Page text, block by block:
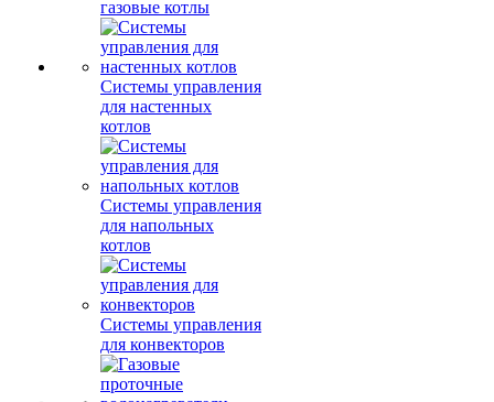
газовые котлы
Системы управления
для настенных
котлов
Системы управления
для напольных
котлов
Системы управления
для конвекторов